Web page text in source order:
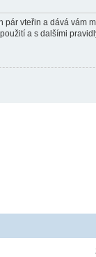
vteřin a dává vám
a s dalšími